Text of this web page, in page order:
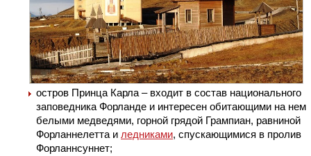
остров Принца Карла – входит в состав национального
заповедника Форланде и интересен обитающими на нем
белыми медведями, горной грядой Грампиан, равниной
Форланнелетта и ледниками, спускающимися в пролив
Форланнсуннет;